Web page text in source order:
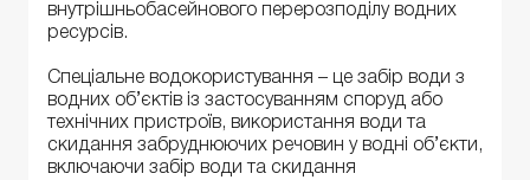
внутрішньобасейнового перерозподілу водних
ресурсів.
Спеціальне водокористування – це забір води з
водних об’єктів із застосуванням споруд або
технічних пристроїв, використання води та
скидання забруднюючих речовин у водні об’єкти,
включаючи забір води та скидання